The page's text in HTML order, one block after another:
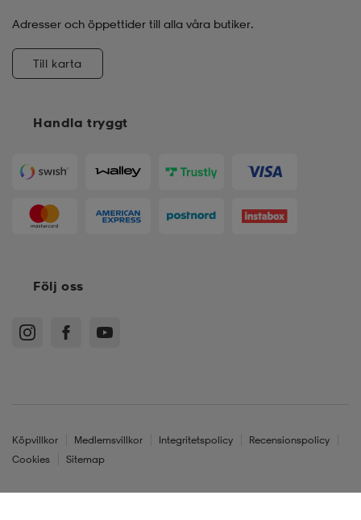
Handla tryggt
Adresser och öppettider till alla våra butiker.
Till karta
Följ oss
Köpvillkor Medlemsvillkor Integritetspolicy
Recensionspolicy
Cookies
Sitemap